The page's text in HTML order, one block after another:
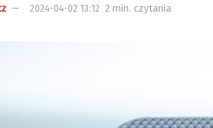
2024-04-02 13:12 2 min. czytania